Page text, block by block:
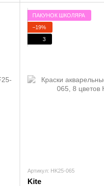
ПАКУНОК ШКОЛЯРА
−19%
3
Артикул: HK25-065
Kite